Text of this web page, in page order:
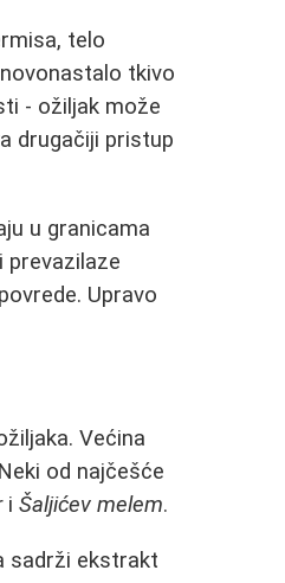
telo
tkivo
- ožiljak može
drugačiji pristup
u granicama
prevazilaze
Upravo
Većina
od najčešće
iŠaljićev melem.
sadrži ekstrakt